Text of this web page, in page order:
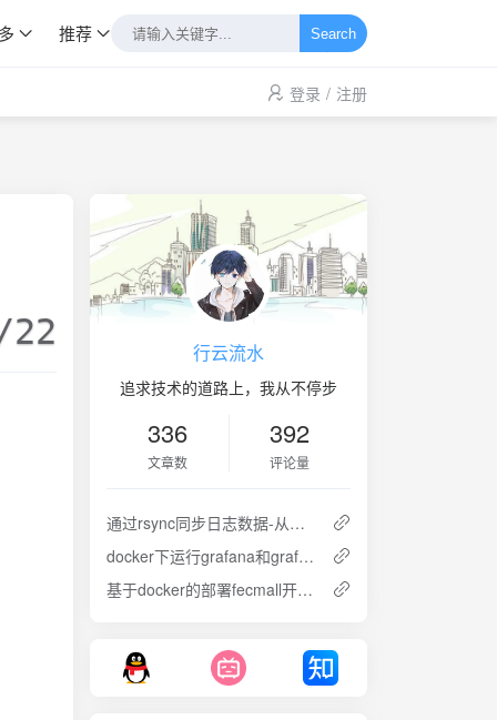
推荐 Search
登录 / 注册
22 行云流水
追求技术的道路上，我从不停步
336
文章数
392
评论量
通过rsync同步日志数据-从windows到centos
docker下运行grafana和grafana Image Renderer
基于docker的部署fecmall开源电商系统